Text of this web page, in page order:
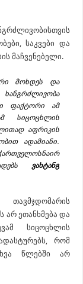
საკვები და
მაჩვენებელი.
მოხდეს და
ფაქტორი ამ
სიცოცხლის
აფრიკის
ადამიანი.
ვახტანგ
ეთანხმება და
სიცოცხლის
რომ
წლებში არ